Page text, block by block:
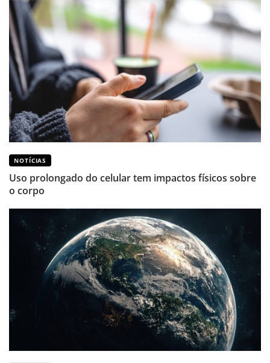
NOTÍCIAS
Uso prolongado do celular tem impactos físicos sobre
o corpo